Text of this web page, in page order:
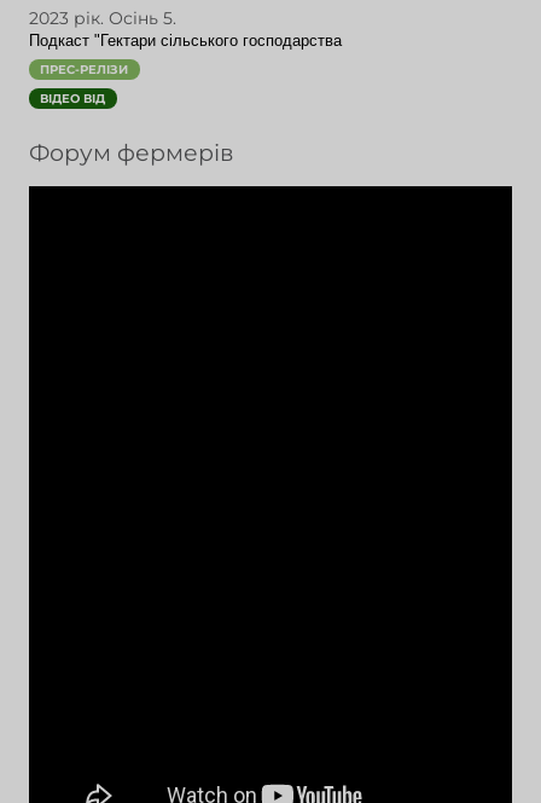
2023 рік. Осінь 5.
Подкаст "Гектари сільського господарства
ПРЕС-РЕЛІЗИ
ВІДЕО ВІД
Форум фермерів